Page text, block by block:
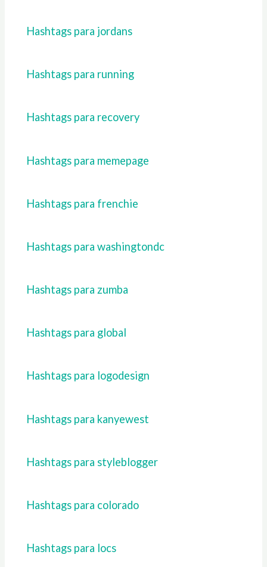
Hashtags para jordans
Hashtags para running
Hashtags para recovery
Hashtags para memepage
Hashtags para frenchie
Hashtags para washingtondc
Hashtags para zumba
Hashtags para global
Hashtags para logodesign
Hashtags para kanyewest
Hashtags para styleblogger
Hashtags para colorado
Hashtags para locs